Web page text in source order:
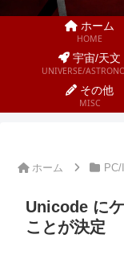
ホーム
HOME
宇宙/天文
UNIVERSE/
その他
MISC
ホーム PC/
Unicode に
ことが決定